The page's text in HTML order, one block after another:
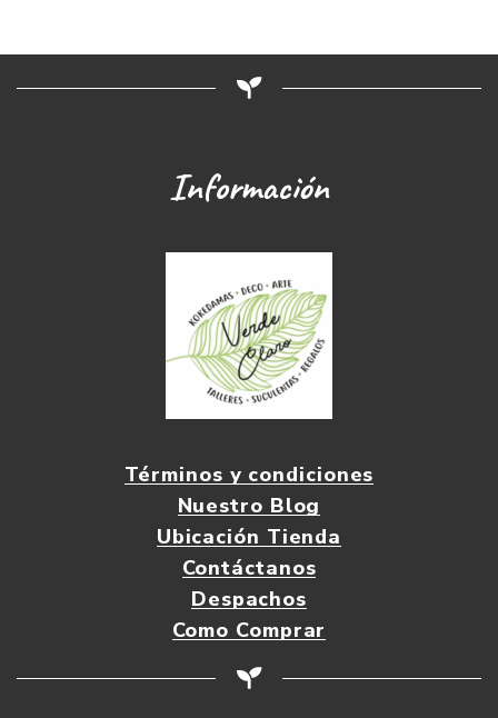
Información
Términos y condiciones
Nuestro Blog
Ubicación Tienda
Contáctanos
Despachos
Como Comprar